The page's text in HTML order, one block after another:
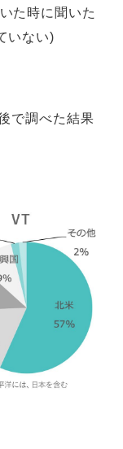
た時に聞いた
いない)
で調べた結果